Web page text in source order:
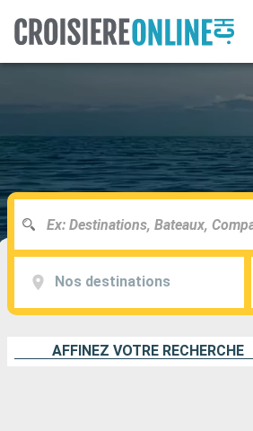
Nos destinations
AFFINEZ VOTRE RECHERCHE